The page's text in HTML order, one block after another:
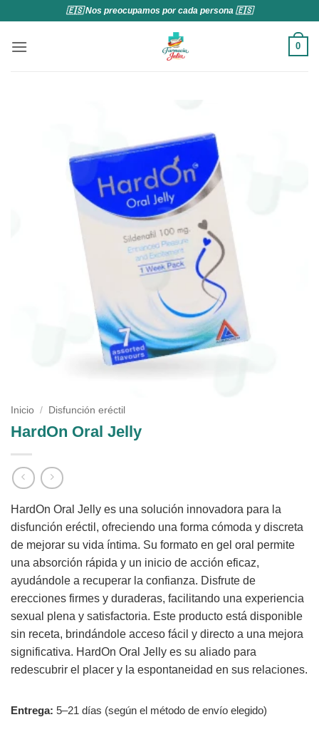
contenido
🇪🇸 Nos preocupamos por cada persona 🇪🇸
0
Inicio / Disfunción eréctil
HardOn Oral Jelly
HardOn Oral Jelly es una solución innovadora para la
disfunción eréctil, ofreciendo una forma cómoda y discreta
de mejorar su vida íntima. Su formato en gel oral permite
una absorción rápida y un inicio de acción eficaz,
ayudándole a recuperar la confianza. Disfrute de
erecciones firmes y duraderas, facilitando una experiencia
sexual plena y satisfactoria. Este producto está disponible
sin receta, brindándole acceso fácil y directo a una mejora
significativa. HardOn Oral Jelly es su aliado para
redescubrir el placer y la espontaneidad en sus relaciones.
Entrega: 5–21 días (según el método de envío elegido)